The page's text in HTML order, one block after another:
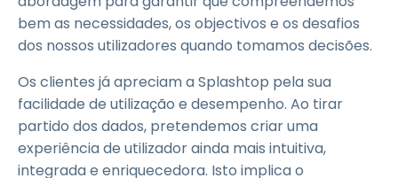
bem as necessidades, os objectivos e os desafios
dos nossos utilizadores quando tomamos decisões.
Os clientes já apreciam a Splashtop pela sua
facilidade de utilização e desempenho. Ao tirar
partido dos dados, pretendemos criar uma
experiência de utilizador ainda mais intuitiva,
integrada e enriquecedora. Isto implica o